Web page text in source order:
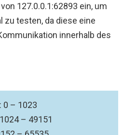
127.0.0.1:62893 ein, um
zu testen, da diese eine
innerhalb des
0 – 1023
– 49151